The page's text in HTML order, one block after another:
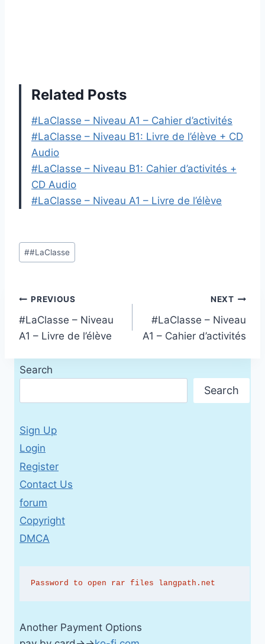
Related Posts
#LaClasse – Niveau A1 – Cahier d’activités
#LaClasse – Niveau B1: Livre de l’élève + CD
Audio
#LaClasse – Niveau B1: Cahier d’activités +
CD Audio
#LaClasse – Niveau A1 – Livre de l’élève
Post
Tags:
##LaClasse
Post
navigation
PREVIOUS
#LaClasse – Niveau
A1 – Livre de l’élève
NEXT
#LaClasse – Niveau
A1 – Cahier d’activités
Search
Search
Sign Up
Login
Register
Contact Us
forum
Copyright
DMCA
Password to open rar files langpath.net
Another Payment Options